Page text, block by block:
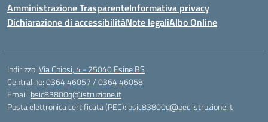
Amministrazione TrasparenteInformativa privacy
Dichiarazione di accessibilitàNote legaliAlbo Online
Indirizzo:Via Chiosi, 4 - 25040 Esine BS
Centralino:0364 46057 / 0364 46058
Email: bsic83800q@istruzione.it
Posta elettronica certificata (PEC): bsic83800q@pec.istruzione.it